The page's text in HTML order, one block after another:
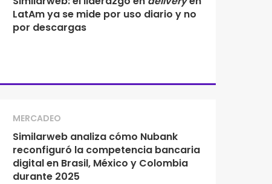
LatAm ya se mide por uso diario y no
por descargas
MERCADEO
Similarweb analiza cómo Nubank
reconfiguró la competencia bancaria
digital en Brasil, México y Colombia
durante 2025